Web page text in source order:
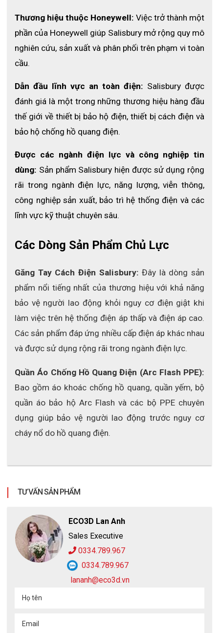
phân phối bởi rất nhiều nhà bán. Nhưng nhà bán uy tín với giá
thành tận gốc cùng nhiều năm kinh nghiệm nhưECO3D
SAFETY
thì lại không nhiều. ECO3D là nhà phân phối trực tiếp
các thiết bị thuộc thương hiệu Salisbury nên giá thành tại đây
luôn được đánh giá là tốt nhất. Ngoài ra, các dịch vụ tư vấn, hỗ
trỡ, đào tạo sản phẩm của ECO3D luôn mang đến sự hài lòng
Để biết thêm thông tin chi tiết vềvai áocách điện D3RRB-ST
hệ ngayHOTLINE : 032 5088861.
Thương hiệu thuộc Honeywell: Việc trở thành một
phần của Honeywell giúp Salisbury mở rộng quy mô
nghiên cứu, sản xuất và phân phối trên phạm vi toàn
cầu.
Dẫn đầu lĩnh vực an toàn điện: Salisbury được
đánh giá là một trong những thương hiệu hàng đầu
thế giới về thiết bị bảo hộ điện, thiết bị cách điện và
bảo hộ chống hồ quang điện.
Được các ngành điện lực và công nghiệp tin
dùng: Sản phẩm Salisbury hiện được sử dụng rộng
rãi trong ngành điện lực, năng lượng, viễn thông,
công nghiệp sản xuất, bảo trì hệ thống điện và các
lĩnh vực kỹ thuật chuyên sâu.
Các Dòng Sản Phẩm Chủ Lực
Găng Tay Cách Điện Salisbury: Đây là dòng sản
phẩm nổi tiếng nhất của thương hiệu với khả năng
bảo vệ người lao động khỏi nguy cơ điện giật khi
làm việc trên hệ thống điện áp thấp và điện áp cao.
Các sản phẩm đáp ứng nhiều cấp điện áp khác nhau
và được sử dụng rộng rãi trong ngành điện lực.
Bao gồm áo khoác chống hồ quang, quần yếm, bộ
quần áo bảo hộ Arc Flash và các bộ PPE chuyên
dụng giúp bảo vệ người lao động trước nguy cơ
cháy nổ do hồ quang điện.
TƯ VẤN SẢN PHẨM
ECO3D Lan Anh
Sales Executive
0334.789.967
0334.789.967
lananh@eco3d.vn
Họ tên
Email